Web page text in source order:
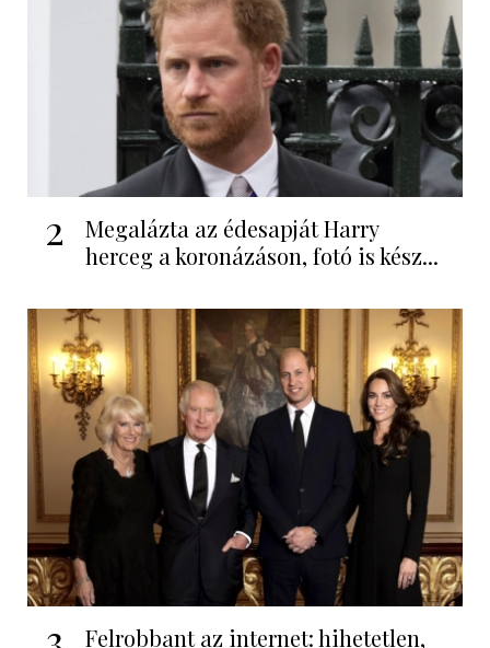
2
Megalázta az édesapját Harry
herceg a koronázáson, fotó is kész...
Felrobbant az internet: hihetetlen,